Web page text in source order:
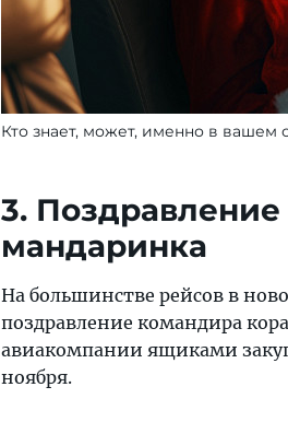
Кто знает, может, именно в
3. Поздравление
мандаринка
На большинстве рейсов в
поздравление командира
авиакомпании ящиками
ноября.